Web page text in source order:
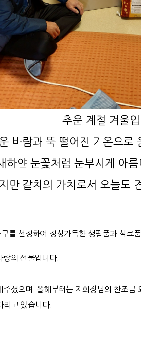
추운 계절 겨울입
바람과 뚝 떨어진 기온으로
하얀 눈꽃처럼 눈부시게 아
만 같치의 가치로서 오늘도
를 선정하여 정성가득한 생필품과 식료
랑의 선물입니다.
고 있습니다.